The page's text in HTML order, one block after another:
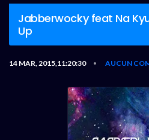
Jabberwocky feat Na
Up
14 MAR, 2015,11:20:30 • AUCUN